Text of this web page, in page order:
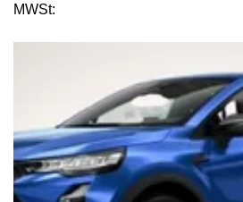
MWSt: